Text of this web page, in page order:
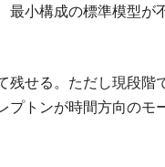
小構成の標準模型が
残せる。ただし現段階
トンが時間方向のモ